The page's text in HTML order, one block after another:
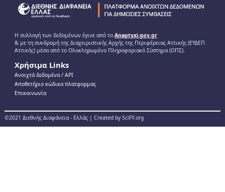
Η συλλογή των δεδομένων έγινε από το Anaptyxi.gov.gr
& με τη συνδρομή της Διαχειριστικής Αρχής της Περιφέρειας Αττικής (ΕΥΔΕΠ
Αττικής) μέσα από το Ολοκληρωμένο Πληροφοριακό Σύστημα (ΟΠΣ).
Χρήσιμα Links
Ανοιχτά δεδομένα / ΑPI
Αποθετήριο κώδικα πλατφορμας
Επικοινωνία
©2021 Διεθνής Διαφάνεια - Ελλάς | Created by SciFY.org